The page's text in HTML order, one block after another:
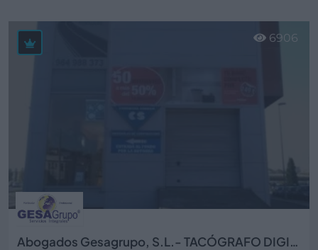
Abogados Gesagrupo, S.L.- TACÓGRAFO DIGITAL
6906